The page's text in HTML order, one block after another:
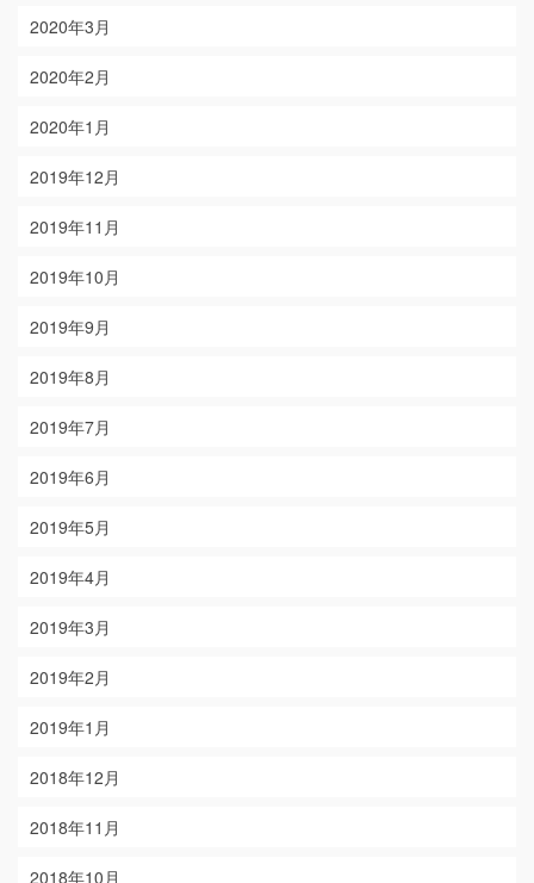
2020年3月
2020年2月
2020年1月
2019年12月
2019年11月
2019年10月
2019年9月
2019年8月
2019年7月
2019年6月
2019年5月
2019年4月
2019年3月
2019年2月
2019年1月
2018年12月
2018年11月
2018年10月